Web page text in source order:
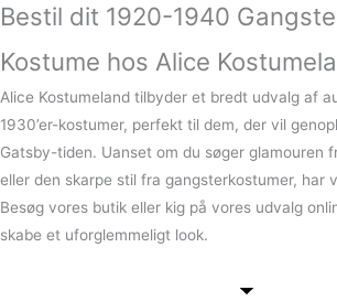
Bestil dit 1920-1940
Kostume hos Alice
Alice Kostumeland tilbyder et bredt udvalg af
1930’er-kostumer, perfekt til dem, der vil
Gatsby-tiden. Uanset om du søger glamouren
eller den skarpe stil fra gangsterkostumer, har
Besøg vores butik eller kig på vores udvalg
skabe et uforglemmeligt look.